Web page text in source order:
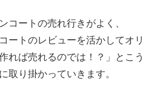
コートの売れ行きがよく、
ートのレビューを活かしてオリ
れば売れるのでは！？」とこう
取り掛かっていきます。